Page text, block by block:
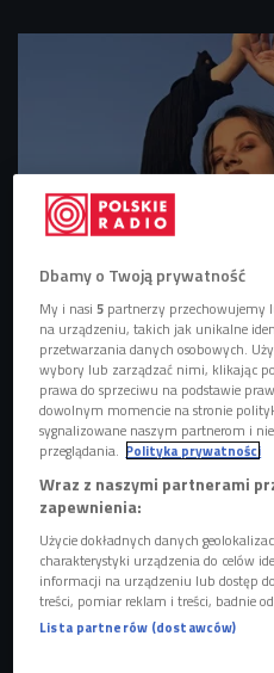
Kasia Lins Foto: Czwórka/Martyna
Sensacyjny, kobiecy album z
dziennikarze muzyczni po
Polsce płyty Kasi Lins.
lutym 2018 roku, a tytułowy
krążka. - Ta piosenka miała
w mojej pracy jako
POSŁUCHAJ
Dbamy o Twoją prywatność
My i nasi5 partnerzy przechowujemy
na urządzeniu, takich jak unikalne
przetwarzania danych osobowych.
wybory lub zarządzać nimi, klikając
prawa do sprzeciwu na podstawie
dowolnym momencie na stronie
sygnalizowane naszym partnerom i
przeglądania. Polityka prywatności
Wraz z naszymi partnerami
zapewnienia:
Użycie dokładnych danych
charakterystyki urządzenia do celów
informacji na urządzeniu lub dostęp
treści, pomiar reklam i treści, badnie
Lista partnerów (dostawców)